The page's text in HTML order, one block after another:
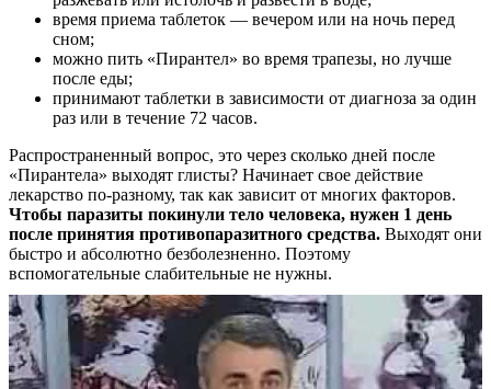
время приема таблеток — вечером или на ночь перед
сном;
можно пить «Пирантел» во время трапезы, но лучше
после еды;
принимают таблетки в зависимости от диагноза за один
раз или в течение 72 часов.
Распространенный вопрос, это через сколько дней после
«Пирантела» выходят глисты? Начинает свое действие
лекарство по-разному, так как зависит от многих факторов.
Чтобы паразиты покинули тело человека, нужен 1 день
после принятия противопаразитного средства. Выходят они
быстро и абсолютно безболезненно. Поэтому
вспомогательные слабительные не нужны.